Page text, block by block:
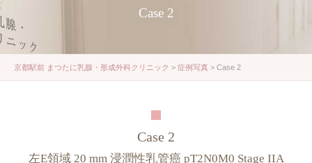
Case 2
京都駅前 まつたに乳腺・形成外科クリニック > 症例写真 > Case 2
Case 2
左E領域 20 mm 浸潤性乳管癌 pT2N0M0 Stage IIA